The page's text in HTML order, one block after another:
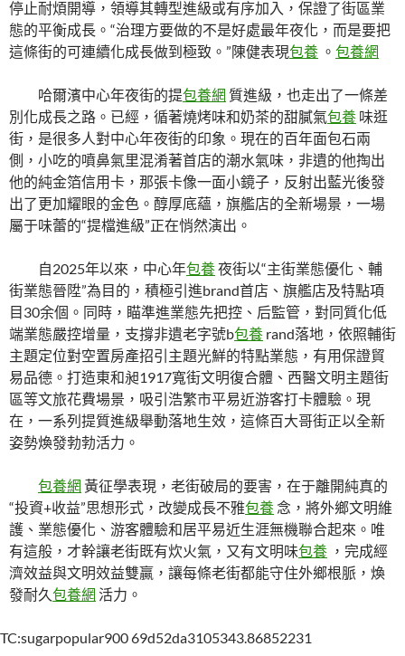
停止耐煩開導，領導其轉型進級或有序加入，保證了街區業
態的平衡成長。“治理方要做的不是好處最年夜化，而是要把
這條街的可連續化成長做到極致。”陳健表現包養 。 包養網
哈爾濱中心年夜街的提包養網 質進級，也走出了一條差
別化成長之路。已經，循著燒烤味和奶茶的甜膩氣包養 味逛
街，是很多人對中心年夜街的印象。現在的百年面包石兩
側，小吃的噴鼻氣里混淆著首店的潮水氣味，非遺的他掏出
他的純金箔信用卡，那張卡像一面小鏡子，反射出藍光後發
出了更加耀眼的金色。醇厚底蘊，旗艦店的全新場景，一場
屬于味蕾的“提檔進級”正在悄然演出。
自2025年以來，中心年包養夜街以“主街業態優化、輔
街業態晉陞”為目的，積極引進brand首店、旗艦店及特點項
目30余個。同時，瞄準進業態先把控、后監管，對同質化低
端業態嚴控增量，支撐非遺老字號b包養 rand落地，依照輔街
主題定位對空置房產招引主題光鮮的特點業態，有用保證貿
易品德。打造東和昶1917寬街文明復合體、西醫文明主題街
區等文旅花費場景，吸引浩繁市平易近游客打卡體驗。現
在，一系列提質進級舉動落地生效，這條百大哥街正以全新
姿勢煥發勃勃活力。
包養網 黃征學表現，老街破局的要害，在于離開純真的
“投資+收益”思想形式，改變成長不雅包養 念，將外鄉文明維
護、業態優化、游客體驗和居平易近生涯無機聯合起來。唯
有這般，才幹讓老街既有炊火氣，又有文明味包養 ，完成經
濟效益與文明效益雙贏，讓每條老街都能守住外鄉根脈，煥
發耐久包養網 活力。
TC:sugarpopular900 69d52da3105343.86852231